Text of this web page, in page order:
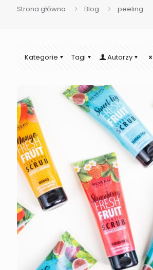
Strona główna Blog peeling
Kategorie Tagi Autorzy